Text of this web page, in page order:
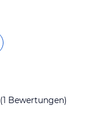
(1 Bewertungen)